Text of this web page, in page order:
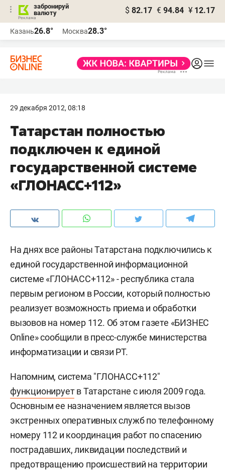
забронируй
валюту
$ 82.17 € 94.84 ¥ 12.17
Казань26.8° Москва28.3°
29 декабря 2012, 08:18
Татарстан полностью
подключен к единой
государственной системе
«ГЛОНАСС+112»
На днях все районы Татарстана подключились к
единой государственной информационной
системе «ГЛОНАСС+112» - республика стала
первым регионом в России, который полностью
реализует возможность приема и обработки
вызовов на номер 112. Об этом газете «БИЗНЕС
Online» сообщили в пресс-службе министерства
информатизации и связи РТ.
Напомним, система "ГЛОНАСС+112"
функционируетв Татарстане с июля 2009 года.
Основным ее назначением является вызов
экстренных оперативных служб по телефонному
номеру 112 и координация работ по спасению
пострадавших, ликвидации последствий и
предотвращению происшествий на территории